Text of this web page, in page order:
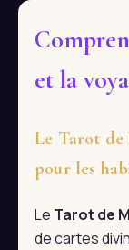
et la
Le Tarot
pour les
Le Tarot de
de cartes